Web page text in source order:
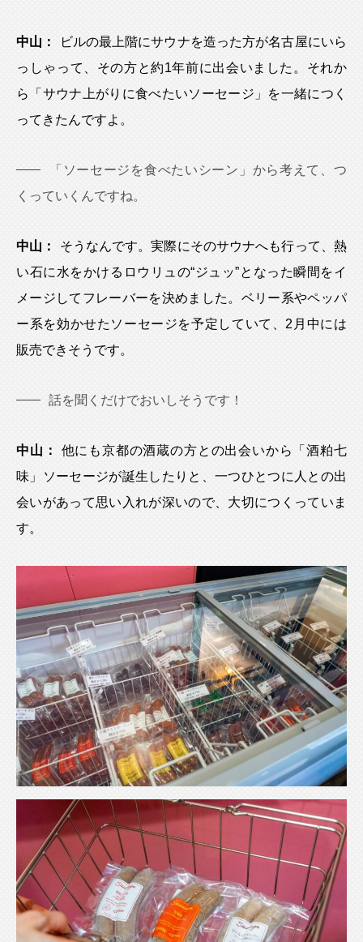
中山：
ビルの最上階にサウナを造った方が名古屋にいら
っしゃって、その方と約1年前に出会いました。それか
ら「サウナ上がりに食べたいソーセージ」を一緒につく
ってきたんですよ。
「ソーセージを食べたいシーン」から考えて、つ
くっていくんですね。
中山：
そうなんです。実際にそのサウナへも行って、熱
い石に水をかけるロウリュの“ジュッ”となった瞬間をイ
メージしてフレーバーを決めました。ベリー系やペッパ
ー系を効かせたソーセージを予定していて、2月中には
販売できそうです。
話を聞くだけでおいしそうです！
中山：
他にも京都の酒蔵の方との出会いから「酒粕七
味」ソーセージが誕生したりと、一つひとつに人との出
会いがあって思い入れが深いので、大切につくっていま
す。